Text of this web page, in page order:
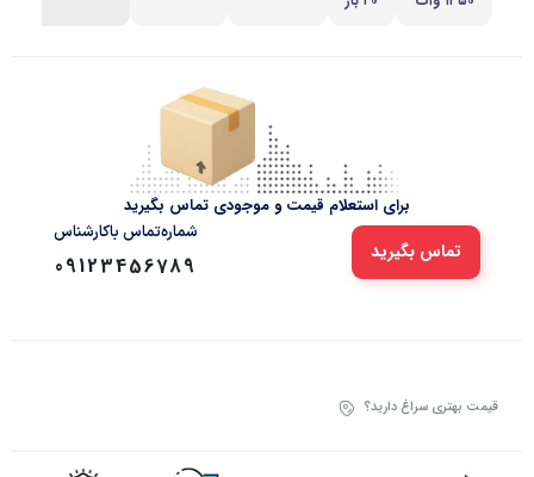
برای استعلام قیمت و موجودی تماس بگیرید
تماس بگیرید
شماره‌تماس‌ با‌کارشناس
09123456789
قیمت بهتری سراغ دارید؟